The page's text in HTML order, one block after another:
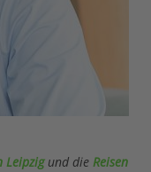
Leipzigund die Reisen